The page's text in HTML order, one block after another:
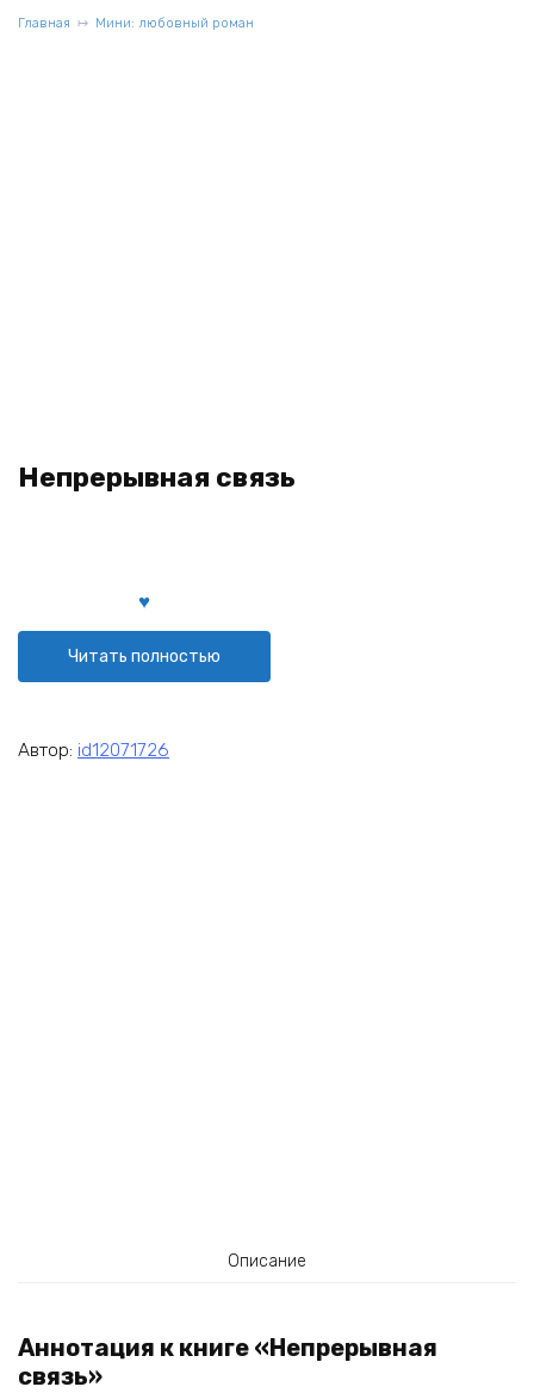
Главная Мини: любовный роман
Непрерывная связь
Читать полностью
Автор: id12071726
Описание
Аннотация к книге «Непрерывная
связь»